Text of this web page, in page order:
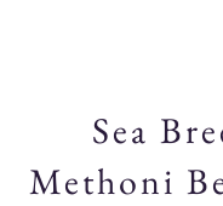
Sea
Methoni